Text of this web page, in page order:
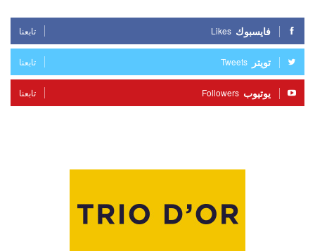
فايسبوك Likes تابعنا
تويتر Tweets تابعنا
يوتيوب Followers تابعنا